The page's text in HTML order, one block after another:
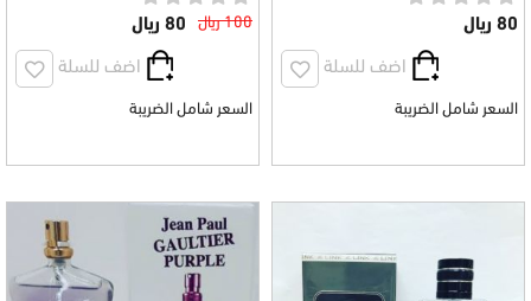
80 ريال
اضف للسلة
السعر شامل الضريبة
100 ريال
80 ريال
اضف للسلة
السعر شامل الضريبة